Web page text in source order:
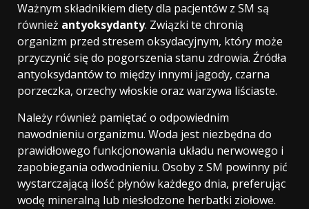
Ważnym składnikiem diety dla pacjentów z SM są
również antyoksydanty. Związki te chronią
organizm przed stresem oksydacyjnym, który może
przyczynić się do pogorszenia stanu zdrowia. Źródła
antyoksydantów to między innymi jagody, czarna
porzeczka, orzechy włoskie oraz warzywa liściaste.
Należy również pamiętać o odpowiednim
nawodnieniu organizmu. Woda jest niezbędna do
prawidłowego funkcjonowania układu nerwowego i
zapobiegania odwodnieniu. Osoby z SM powinny pić
wystarczającą ilość płynów każdego dnia, preferując
wodę mineralną lub niesłodzone herbatki ziołowe.